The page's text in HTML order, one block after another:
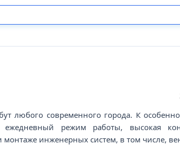
любого современного города. К
режим работы, высокая
инженерных систем, в том числе,